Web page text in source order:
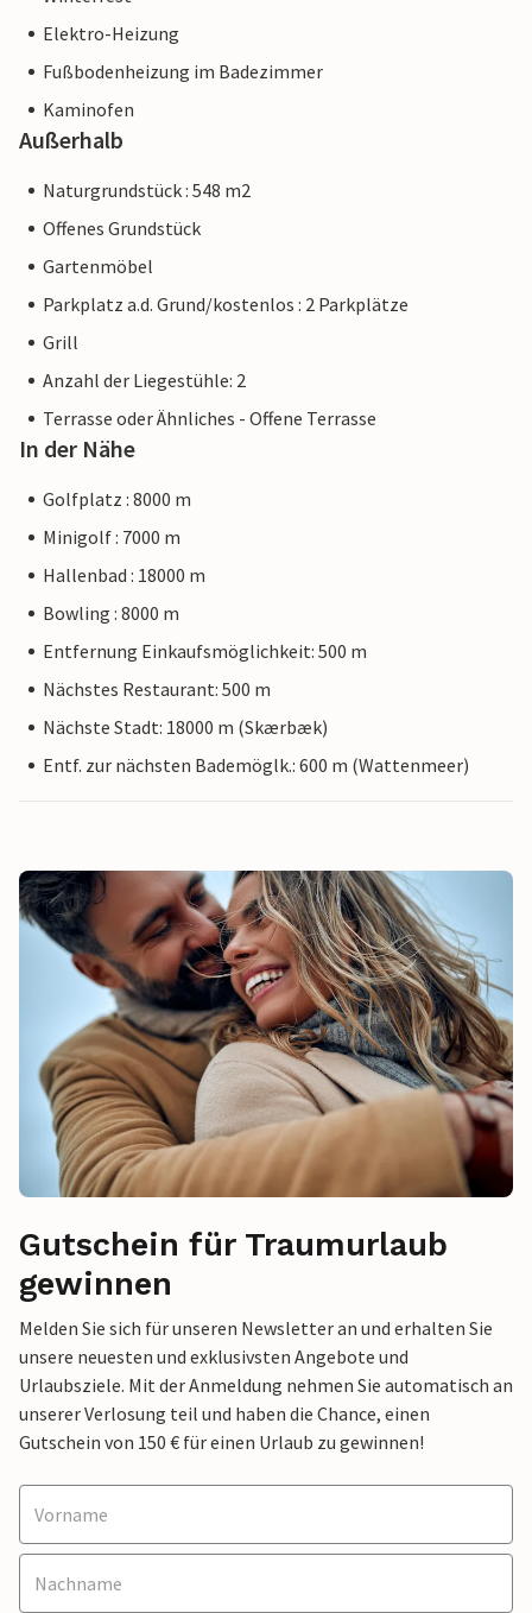
Elektro-Heizung
Fußbodenheizung im Badezimmer
Kaminofen
Außerhalb
Naturgrundstück : 548 m2
Offenes Grundstück
Gartenmöbel
Parkplatz a.d. Grund/kostenlos : 2 Parkplätze
Grill
Anzahl der Liegestühle: 2
Terrasse oder Ähnliches - Offene Terrasse
In der Nähe
Golfplatz : 8000 m
Minigolf : 7000 m
Hallenbad : 18000 m
Bowling : 8000 m
Entfernung Einkaufsmöglichkeit: 500 m
Nächstes Restaurant: 500 m
Nächste Stadt: 18000 m (Skærbæk)
Entf. zur nächsten Bademöglk.: 600 m (Wattenmeer)
Gutschein für Traumurlaub
gewinnen
Melden Sie sich für unseren Newsletter an und erhalten Sie
unsere neuesten und exklusivsten Angebote und
Urlaubsziele. Mit der Anmeldung nehmen Sie automatisch an
unserer Verlosung teil und haben die Chance, einen
Gutschein von 150 € für einen Urlaub zu gewinnen!